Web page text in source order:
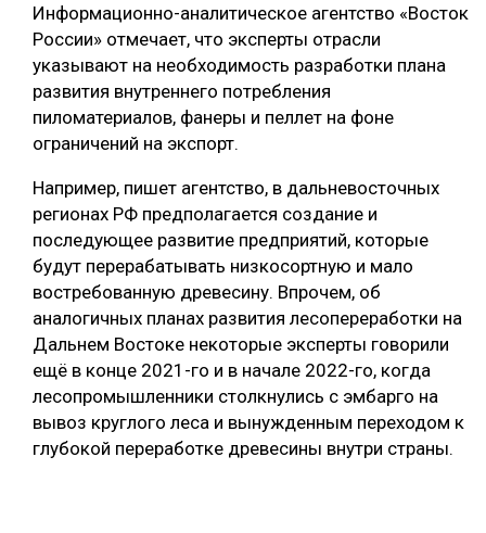
Информационно-аналитическое агентство «Восток
России» отмечает, что эксперты отрасли
указывают на необходимость разработки плана
развития внутреннего потребления
пиломатериалов, фанеры и пеллет на фоне
ограничений на экспорт.
Например, пишет агентство, в дальневосточных
регионах РФ предполагается создание и
последующее развитие предприятий, которые
будут перерабатывать низкосортную и мало
востребованную древесину. Впрочем, об
аналогичных планах развития лесопереработки на
Дальнем Востоке некоторые эксперты говорили
ещё в конце 2021-го и в начале 2022-го, когда
лесопромышленники столкнулись с эмбарго на
вывоз круглого леса и вынужденным переходом к
глубокой переработке древесины внутри страны.